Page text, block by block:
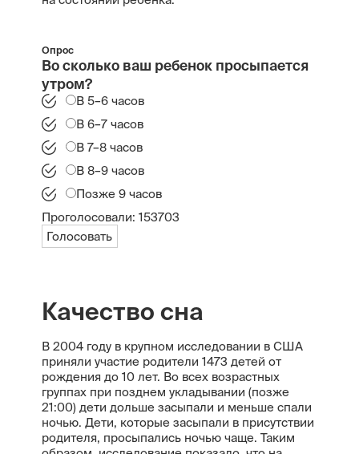
Опрос
Во сколько ваш ребенок просыпается
утром?
В 5–6 часов
В 6–7 часов
В 7–8 часов
В 8–9 часов
Позже 9 часов
Проголосовали: 153703
Голосовать
Качество сна
В 2004 году в крупном исследовании в США
приняли участие родители 1473 детей от
рождения до 10 лет. Во всех возрастных
группах при позднем укладывании (позже
21:00) дети дольше засыпали и меньше спали
ночью. Дети, которые засыпали в присутствии
родителя, просыпались ночью чаще. Таким